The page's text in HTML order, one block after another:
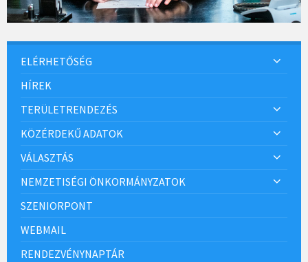
ELÉRHETŐSÉG
HÍREK
TERÜLETRENDEZÉS
KÖZÉRDEKŰ ADATOK
VÁLASZTÁS
NEMZETISÉGI ÖNKORMÁNYZATOK
SZENIORPONT
WEBMAIL
RENDEZVÉNYNAPTÁR